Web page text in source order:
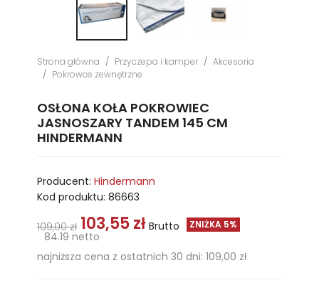
Strona główna Przyczepa i kamper
Akcesoria
Pokrowce zewnętrzne
OSŁONA KOŁA POKROWIEC
JASNOSZARY TANDEM 145 CM
HINDERMANN
Producent: Hindermann
Kod produktu: 86663
109,00 zł 103,55 zł Brutto ZNIŻKA 5%
84.19 netto
najniższa cena z ostatnich 30 dni: 109,00 zł